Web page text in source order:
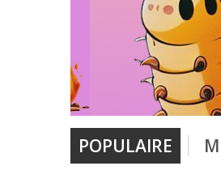
POPULAIRE